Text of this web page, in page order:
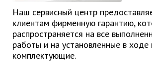
Наш сервисный центр
клиентам фирменную гарантию,
распространяется на все
работы и на установленные в ходе
комплектующие.